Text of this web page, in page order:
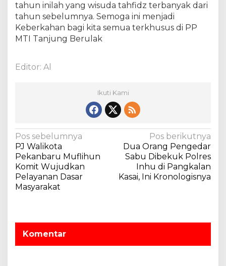
tahun inilah yang wisuda tahfidz terbanyak dari
tahun sebelumnya. Semoga ini menjadi
Keberkahan bagi kita semua terkhusus di PP
MTI Tanjung Berulak
Editor: Al
Ikuti Kami
N
a
v
i
g
s
Pos sebelumnya
PJ Walikota
Pekanbaru Muflihun
Komit Wujudkan
Pelayanan Dasar
Masyarakat
Pos berikutnya
Dua Orang Pengedar
Sabu Dibekuk Polres
Inhu di Pangkalan
Kasai, Ini Kronologisnya
Komentar